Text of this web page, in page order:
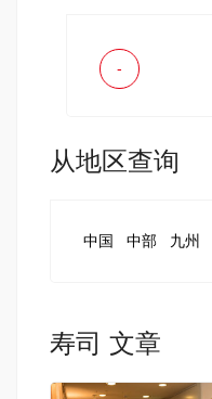
-
从地区查询
中国 中部 九州
寿司 文章